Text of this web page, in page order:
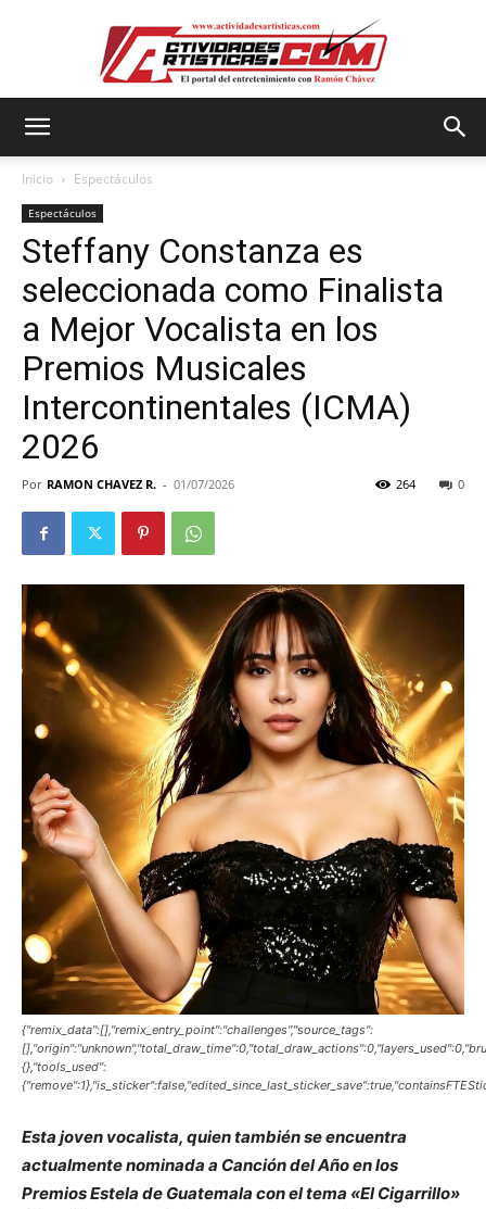
Inicio Espectáculos
Espectáculos
Steffany Constanza es
seleccionada como Finalista
a Mejor Vocalista en los
Premios Musicales
Intercontinentales (ICMA)
2026
Por RAMON CHAVEZ R. - 01/07/2026 0
264
{"remix_data":[],"remix_entry_point":"challenges","source_tags":
{},"tools_used":
Esta joven vocalista, quien también se encuentra
actualmente nominada a Canción del Año en los
Premios Estela de Guatemala con el tema «El Cigarrillo»